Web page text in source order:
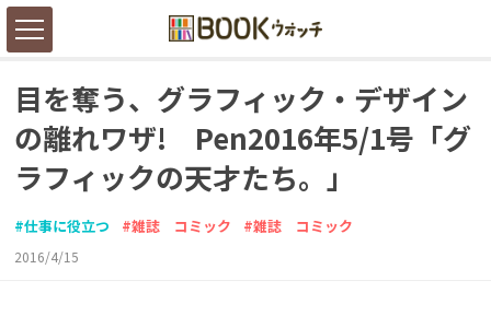
目を奪う、グラフィック・デザイン
の離れワザ! Pen2016年5/1号「グ
ラフィックの天才たち。」
仕事に役立つ 雑誌 コミック 雑誌 コミック
2016/4/15